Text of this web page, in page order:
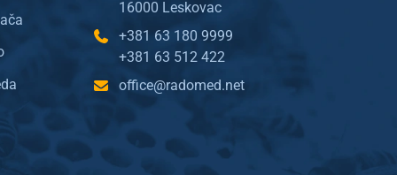
16000 Leskovac
+381 63 180 9999
+381 63 512 422
office@radomed.net